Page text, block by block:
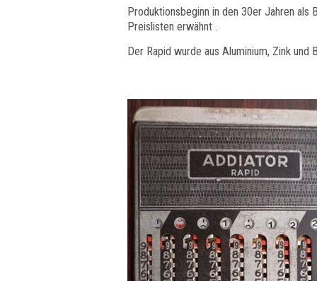
Produktionsbeginn in den 30er Jahren
Preislisten erwähnt .
Der Rapid wurde aus Aluminium, Zink